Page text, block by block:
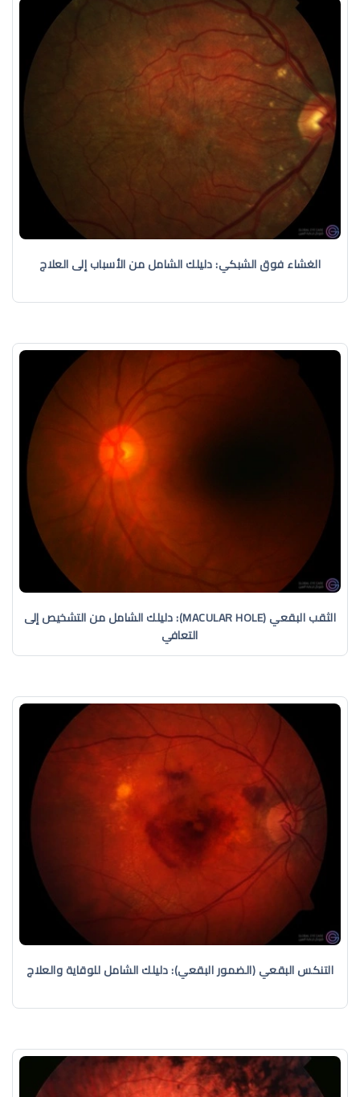
الغشاء فوق الشبكي: دليلك الشامل من الأسباب إلى العلاج
الثقب البقعي (MACULAR HOLE): دليلك الشامل من التشخيص إلى
التعافي
التنكس البقعي (الضمور البقعي): دليلك الشامل للوقاية والعلاج